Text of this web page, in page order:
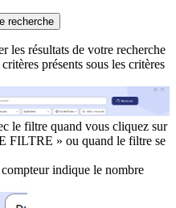
recherche
les résultats de votre recherche
présents sous les critères
le filtre quand vous cliquez sur
FILTRE » ou quand le filtre se
indique le nombre